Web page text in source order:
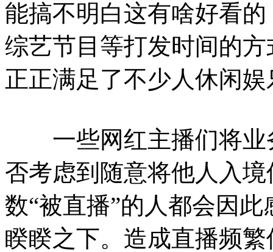
能搞不明白这有啥好看
综艺节目等打发时间的
正正满足了不少人休闲
一些网红主播们将业
否考虑到随意将他人入
数“被直播”的人都会因
睽睽之下。造成直播频